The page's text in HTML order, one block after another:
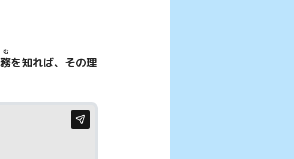
務
む
を知れば、その理